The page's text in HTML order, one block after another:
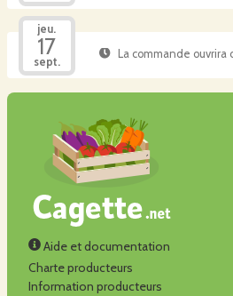
jeu.
17
sept.
La commande ouvrira
Aide et documentation
Charte producteurs
Information producteurs